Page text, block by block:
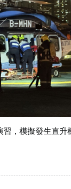
，模擬發生直